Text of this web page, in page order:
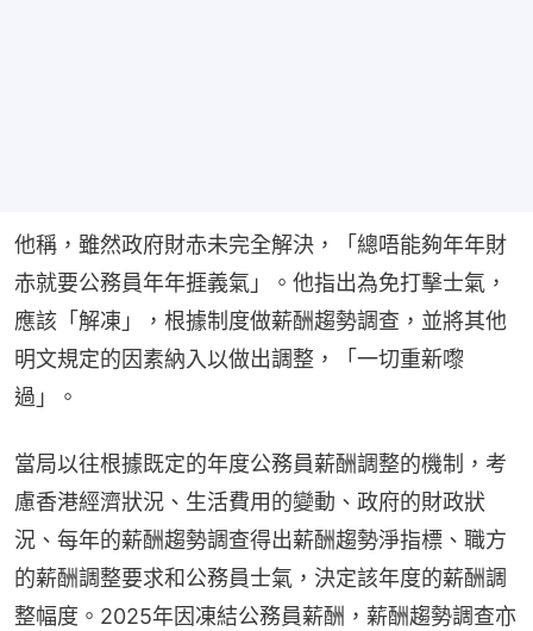
他稱，雖然政府財赤未完全解決，「總唔能夠年年財
赤就要公務員年年捱義氣」。他指出為免打擊士氣，
應該「解凍」，根據制度做薪酬趨勢調查，並將其他
明文規定的因素納入以做出調整，「一切重新嚟
過」。
當局以往根據既定的年度公務員薪酬調整的機制，考
慮香港經濟狀況、生活費用的變動、政府的財政狀
況、每年的薪酬趨勢調查得出薪酬趨勢淨指標、職方
的薪酬調整要求和公務員士氣，決定該年度的薪酬調
整幅度。2025年因凍結公務員薪酬，薪酬趨勢調查亦